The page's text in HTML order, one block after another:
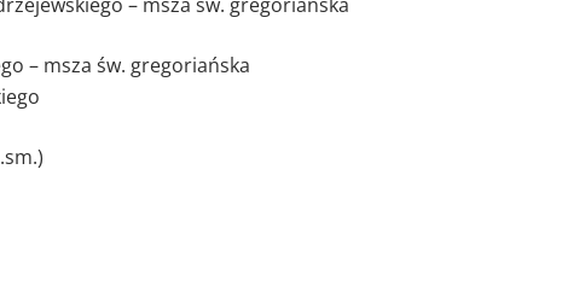
– msza św. gregoriańska